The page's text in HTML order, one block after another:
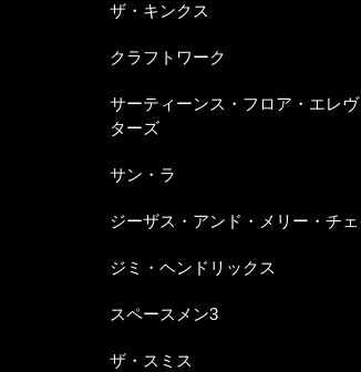
ザ・キンクス
クラフトワーク
サーティーンス・フロア・エレ
ターズ
サン・ラ
ジーザス・アンド・メリー・チ
ジミ・ヘンドリックス
スペースメン3
ザ・スミス